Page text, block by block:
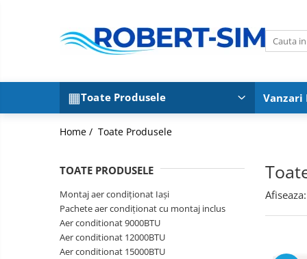
Toate Produsele
Pachete aer condiționat cu montaj
Aer conditionat 18000BTU
Aer conditionat 24000BTU
Sisteme Fotovoltaice
Toate Produsele Vanzari
Home / Toate Produsele
TOATE PRODUSELE
Montaj aer condiționat Iași
Pachete aer condiționat cu montaj inclus
Aer conditionat 9000BTU
Aer conditionat 12000BTU
Aer conditionat 15000BTU
Afiseaza: